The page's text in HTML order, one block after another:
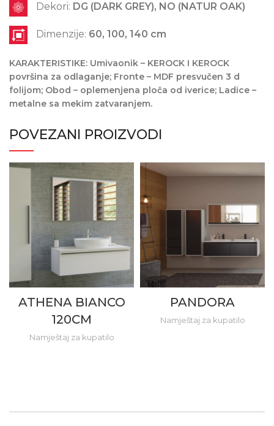
Dekori: DG (DARK GREY), NO (NATUR OAK)
Dimenzije: 60, 100, 140 cm
KARAKTERISTIKE: Umivaonik – KEROCK I KEROCK
površina za odlaganje; Fronte – MDF presvučen 3 d
folijom; Obod – oplemenjena ploča od iverice; Ladice –
metalne sa mekim zatvaranjem.
POVEZANI PROIZVODI
ATHENA BIANCO
120CM
Namještaj za kupatilo
PANDORA
Namještaj za kupatilo